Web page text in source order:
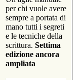
per chi vuole avere
sempre a portata di
mano tutti i segreti
e le tecniche della
scrittura. Settima
edizione ancora
ampliata